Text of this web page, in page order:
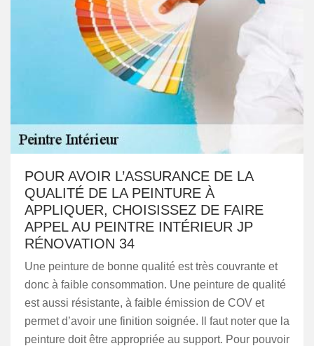
POUR AVOIR L’ASSURANCE DE LA
QUALITÉ DE LA PEINTURE À
APPLIQUER, CHOISISSEZ DE FAIRE
APPEL AU PEINTRE INTÉRIEUR JP
RÉNOVATION 34
Une peinture de bonne qualité est très couvrante et
donc à faible consommation. Une peinture de qualité
est aussi résistante, à faible émission de COV et
permet d’avoir une finition soignée. Il faut noter que la
peinture doit être appropriée au support. Pour pouvoir